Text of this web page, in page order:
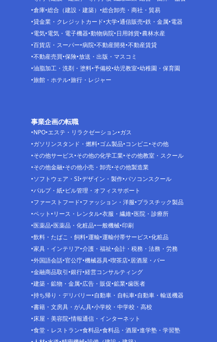
倉庫 総合（建設・建築）
総合卸売・商社・貿易
貸金業・クレジットカード 大学 通信販売 鉄・金属 電器
電気 電気・電子機器 動物病院 日用雑貨 農林水産
百貨店・スーパー 病院 不動産開発 不動産賃貸
不動産売買 保険 放送・出版・マスコミ
油脂加工・洗剤・塗料 予備校 幼児教室 幼稚園・保育園
旅館・ホテル 旅行・レジャー
事業企画の転職
NPO エステ・リラクゼーション ガス
ガソリンスタンド・燃料 ゴム製品 コンビニ その他
その他サービス その他の化学工業 その他教室・スクール
その他金融 その他小売・卸売 その他製造業
ソフトウェア・SI デザイン・製作 パソコンスクール
パルプ・紙 ビル管理・オフィスサポート
ファーストフード ファッション・洋服 プラスチック製品
ペット リース・レンタル 衣服・繊維 医院・診療所
医薬品 医薬品・化粧品 一般機械 印刷
飲料・たばこ・飼料 運輸 運輸付帯サービス 化粧品
家具・インテリア 介護・福祉 会計・税務・法務・労務
外国語会話 官公庁 機械器具 喫茶店 居酒屋・バー
金融商品取引 銀行 経営コンサルティング
建築・鉱物・金属 広告・販促 鉱業 歯医者
持ち帰り・デリバリー 自動車・自転車 自動車・輸送機器
書籍・文房具・がん具 小学校・中学校・高校
床屋・美容院 情報通信・インターネット
食堂・レストラン 食料品 食料品・酒屋 進学塾・学習塾